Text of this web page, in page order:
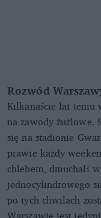
Rozwód
Kilkanaście lat temu
na zawody żużlowe.
się na stadionie
prawie każdy
chlebem, dmuchali
jednocylindrowego
po tych chwilach